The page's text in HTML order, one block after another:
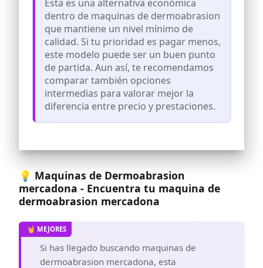
con el tapón de la UE, seguro de usar.
❤ 〖3 Funciones de la máquina de
diamante〗 1.Diamond Máquina para
secuestrar Facial 2. Función de
copacuum para la eliminación de la
cabeza negra 3. Función de pulverización
para la humectación de la piel. (Cabeza
de diamante de 9pcs, Tudas de vidrio de
3 unids para aspiración de aspiración y
botellas especiales de 2pcs para spray)
❤ 〖No usar en estas áreas〗 1. Piel
Cicatriz quirúrgica inferior a 12 meses de
sonda a los ojos; 7. Genitales.
❤ *** 〖ATENCIÓN〗 *** No conecte la
manguera de la botella de rociado a la
se aspirará en la bomba y acortará la
vida útil de la máquina. No opere
aspiración y rocíe al mismo tiempo.
Esta es una alternativa económica
dentro de maquinas de dermoabrasion
que mantiene un nivel mínimo de
calidad. Si tu prioridad es pagar menos,
este modelo puede ser un buen punto
de partida. Aun así, te recomendamos
comparar también opciones
intermedias para valorar mejor la
diferencia entre precio y prestaciones.
💡 Maquinas de Dermoabrasion
mercadona - Encuentra tu maquina de
dermoabrasion mercadona
Si has llegado buscando maquinas de
dermoabrasion mercadona, esta